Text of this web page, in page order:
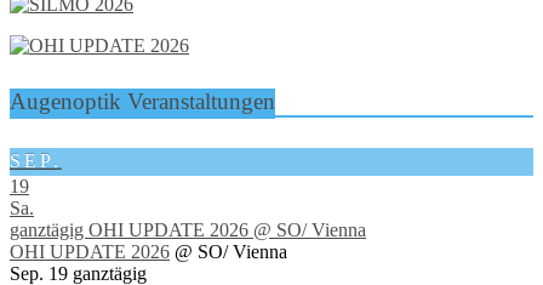
Augenoptik Veranstaltungen
SEP.
19
Sa.
ganztägig OHI UPDATE 2026 @ SO/ Vienna
OHI UPDATE 2026 @ SO/ Vienna
Sep. 19 ganztägig